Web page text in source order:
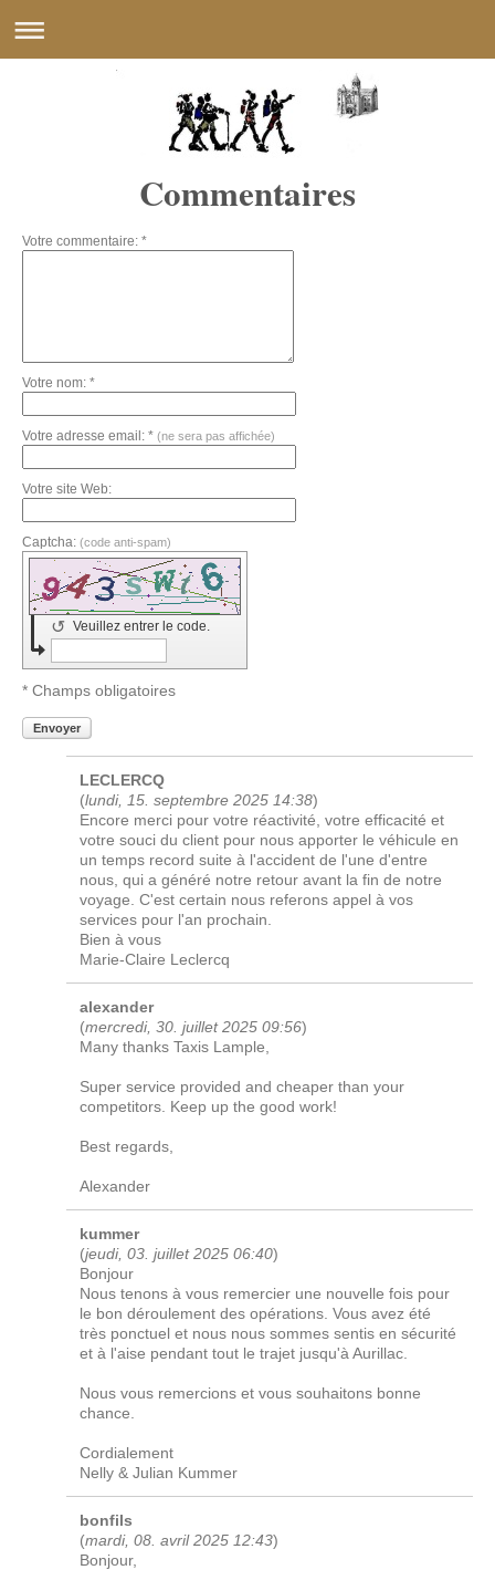
Commentaires
Votre commentaire: *
Votre nom: *
Votre adresse email: * (ne sera pas affichée)
Votre site Web:
Captcha: (code anti-spam)
Veuillez entrer le code.
↺
* Champs obligatoires
Envoyer
LECLERCQ
(lundi, 15. septembre 2025 14:38)
Encore merci pour votre réactivité, votre efficacité et
votre souci du client pour nous apporter le véhicule en
un temps record suite à l'accident de l'une d'entre
nous, qui a généré notre retour avant la fin de notre
voyage. C'est certain nous referons appel à vos
services pour l'an prochain.
Bien à vous
Marie-Claire Leclercq
alexander
(mercredi, 30. juillet 2025 09:56)
Many thanks Taxis Lample,
Super service provided and cheaper than your
competitors. Keep up the good work!
Best regards,
Alexander
kummer
(jeudi, 03. juillet 2025 06:40)
Bonjour
Nous tenons à vous remercier une nouvelle fois pour
le bon déroulement des opérations. Vous avez été
très ponctuel et nous nous sommes sentis en sécurité
et à l'aise pendant tout le trajet jusqu'à Aurillac.
Nous vous remercions et vous souhaitons bonne
chance.
Cordialement
Nelly & Julian Kummer
bonfils
(mardi, 08. avril 2025 12:43)
Bonjour,